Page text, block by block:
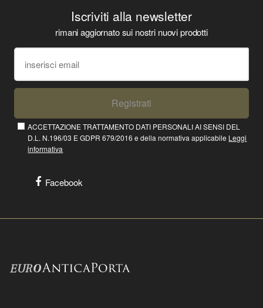
Iscriviti alla newsletter
rimani aggiornato sui nostri nuovi prodotti
Registrati
ACCETTAZIONE TRATTAMENTO DATI PERSONALI AI SENSI DEL
D.L. N.196/03 E GDPR 679/2016 e della normativa applicabile Leggi
informativa
Facebook